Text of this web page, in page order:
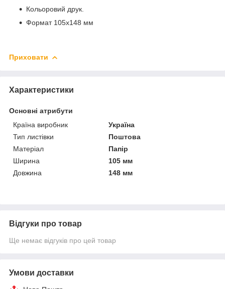
Кольоровий друк.
Формат 105х148 мм
Приховати
Характеристики
Основні атрибути
Країна виробник
Україна
Тип листівки
Поштова
Матеріал
Папір
Ширина
105 мм
Довжина
148 мм
Відгуки про товар
Ще немає відгуків про цей товар
Умови доставки